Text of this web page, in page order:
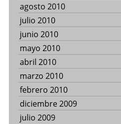
agosto 2010
julio 2010
junio 2010
mayo 2010
abril 2010
marzo 2010
febrero 2010
diciembre 2009
julio 2009